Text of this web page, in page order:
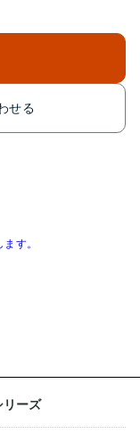
せる
す。
リーズ